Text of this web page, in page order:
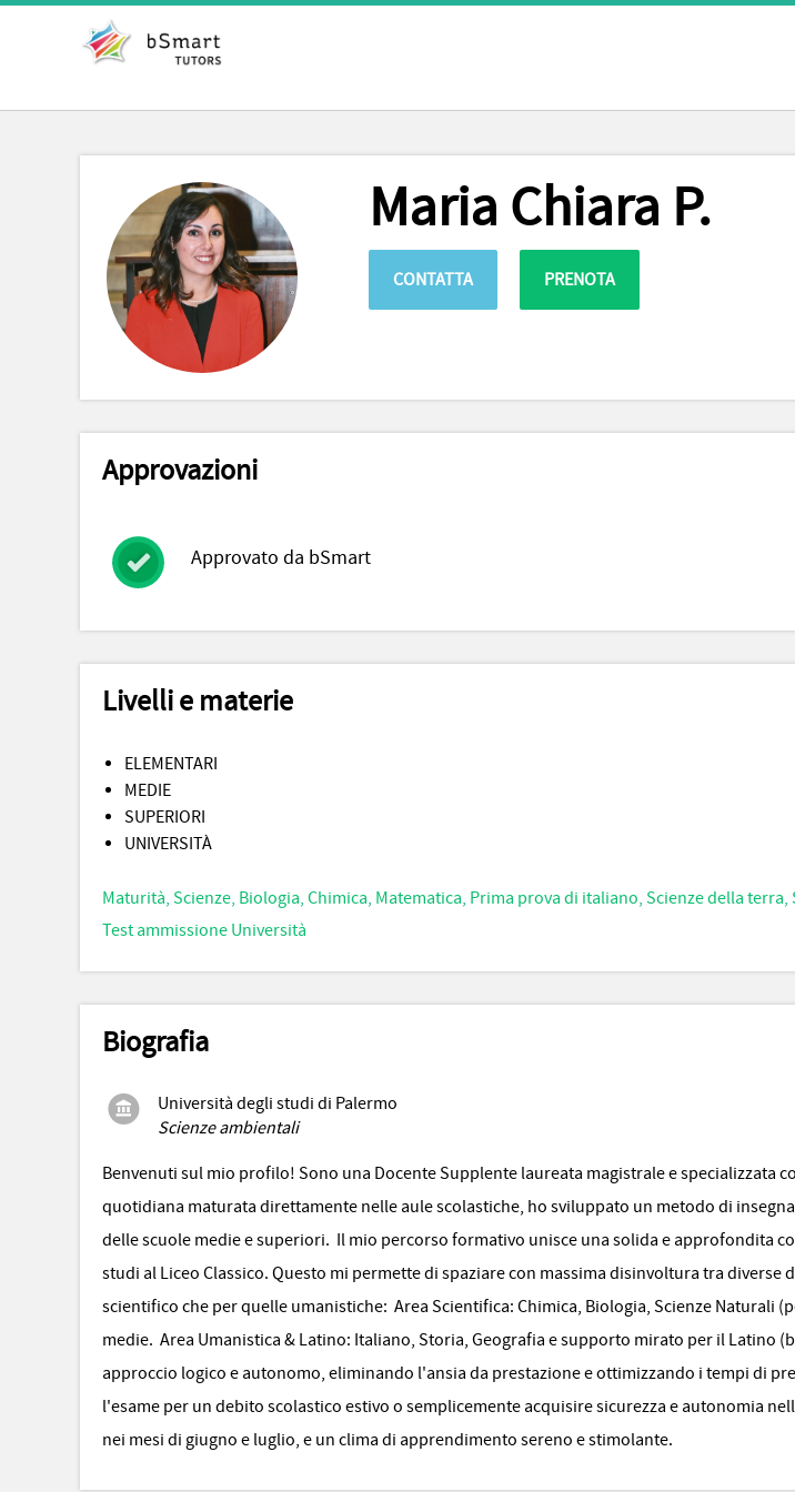
Maria Chiara P.
CONTATTA PRENOTA
Approvazioni
Approvato da bSmart
Livelli e materie
ELEMENTARI
MEDIE
SUPERIORI
UNIVERSITÀ
Maturità, Scienze, Biologia, Chimica, Matematica, Prima prova di italiano, Scienze della terra,
Test ammissione Università
Biografia
Università degli studi di Palermo
Scienze ambientali
Benvenuti sul mio profilo! Sono una Docente Supplente laureata magistrale e specializzata
quotidiana maturata direttamente nelle aule scolastiche, ho sviluppato un metodo di
delle scuole medie e superiori. Il mio percorso formativo unisce una solida e approfondita
studi al Liceo Classico. Questo mi permette di spaziare con massima disinvoltura tra
scientifico che per quelle umanistiche: Area Scientifica: Chimica, Biologia, Scienze Naturali
medie. Area Umanistica & Latino: Italiano, Storia, Geografia e supporto mirato per il
approccio logico e autonomo, eliminando l'ansia da prestazione e ottimizzando i tempi di
l'esame per un debito scolastico estivo o semplicemente acquisire sicurezza e autonomia
nei mesi di giugno e luglio, e un clima di apprendimento sereno e stimolante.